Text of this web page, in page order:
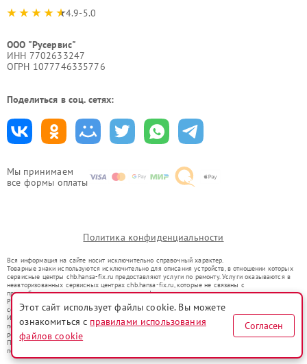
Мы принимаем
все формы оплаты
4.9-5.0
ООО "Русервис"
ИНН 7702633247
ОГРН 1077746335776
Поделиться в соц. сетях:
Политика конфиденциальности
Вся информация на сайте носит исключительно справочный характер.
Товарные знаки используются исключительно для описания устройств, в отношении которых
сервисные центры chb.hansa-fix.ru предоставляют услуги по ремонту. Услуги оказываются в
неавторизованных сервисных центрах chb.hansa-fix.ru, которые не связаны с
правообладателями товарных знаков или их официальными представителями.
Ремонт осуществляется для устройств, уже введенных в гражданский оборот в соответствии
со статьей 1487 ГК РФ.
Использование товарных знаков не преследует цели индивидуализации услуг или введения
потребителей в заблуждение, а служит для информирования о предоставляемых услугах по
ремонту техники указанных брендов.
Представленная на сайте информация не является публичной офертой, определяемой
положениями Статьи 437(2) Гражданского кодекса РФ
Этот сайт использует файлы cookie. Вы можете
ознакомиться с правилами использования
файлов cookie
Согласен